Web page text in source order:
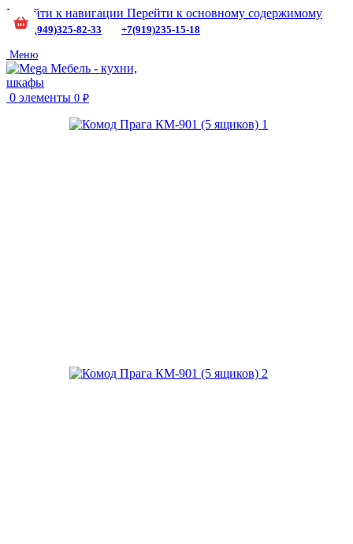
Перейти к навигации Перейти к основному содержимому
+7(949)325-82-33 +7(919)235-15-18
Меню
0 элементы 0 ₽